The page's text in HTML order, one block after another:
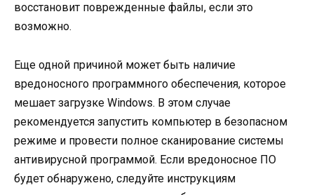
восстановит поврежденные файлы, если это
возможно.
Еще одной причиной может быть наличие
вредоносного программного обеспечения, которое
мешает загрузке Windows. В этом случае
рекомендуется запустить компьютер в безопасном
режиме и провести полное сканирование системы
антивирусной программой. Если вредоносное ПО
будет обнаружено, следуйте инструкциям